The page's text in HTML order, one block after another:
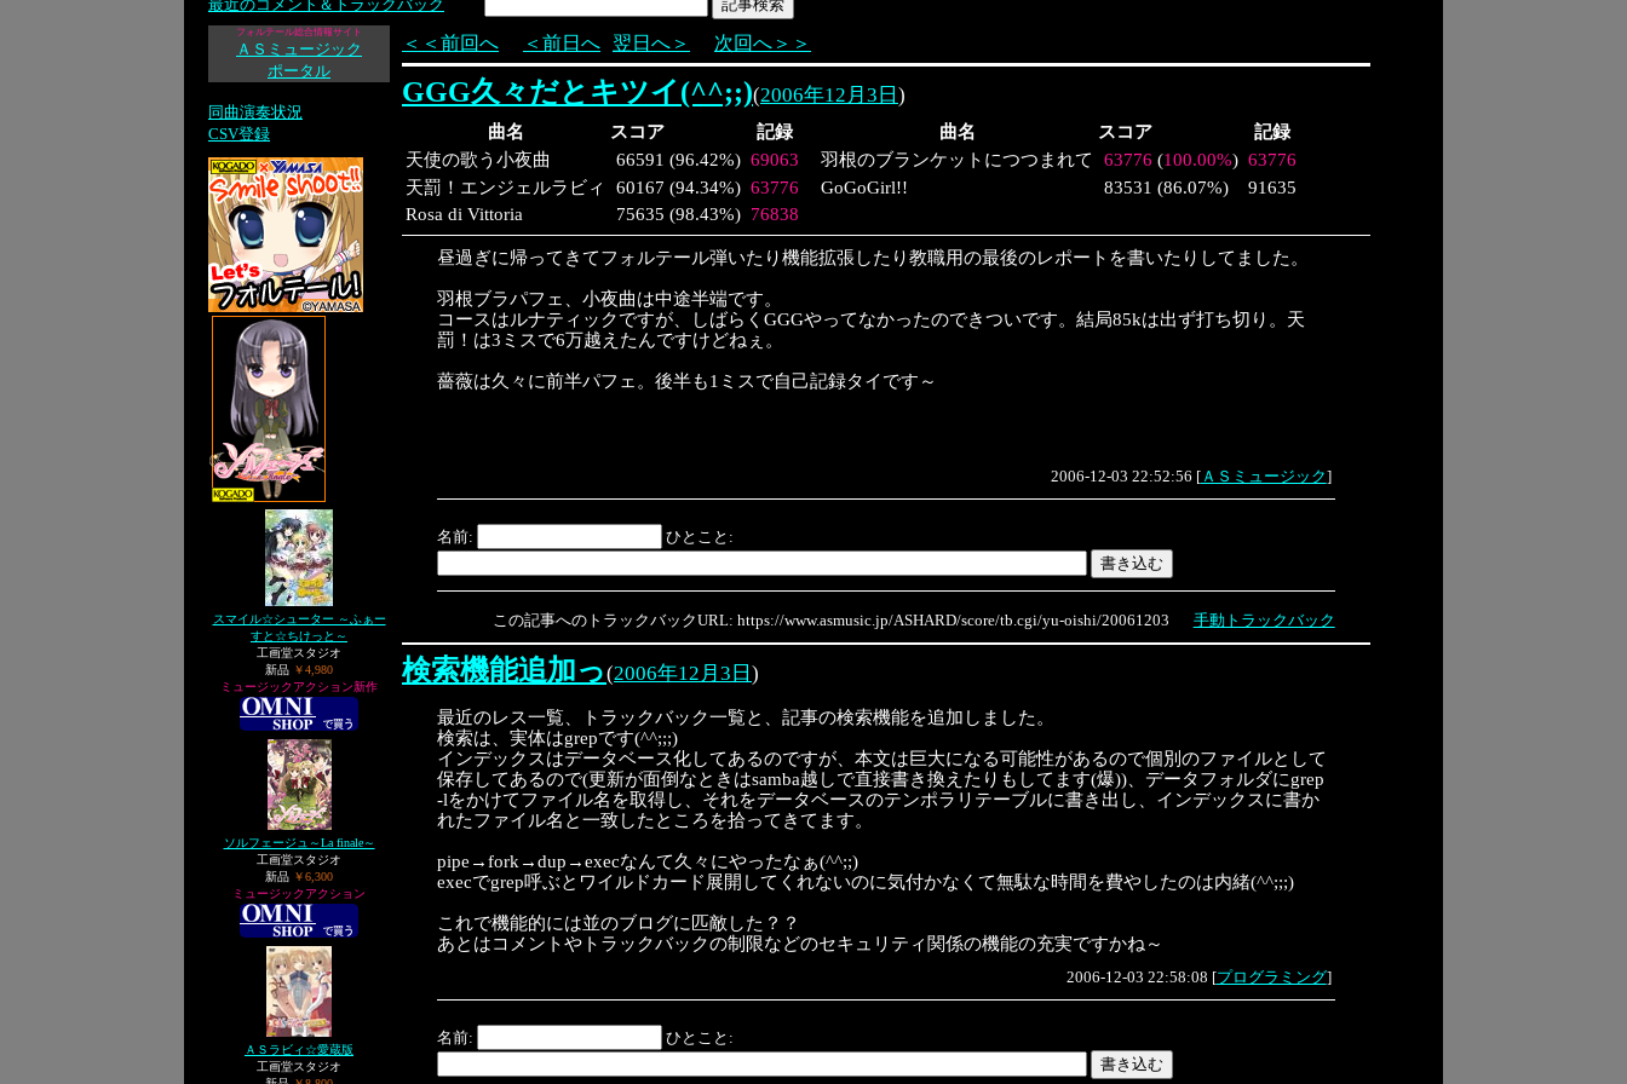
最近のコメント＆トラックバック
フォルテール総合情報サイト
ＡＳミュージック
ポータル
同曲演奏状況
CSV登録
スマイル☆シューター ～ふぁー
すと☆ちけっと～
工画堂スタジオ
新品 ￥4,980
ミュージックアクション新作
ソルフェージュ～La finale～
工画堂スタジオ
新品 ￥6,300
ミュージックアクション
ＡＳラビィ☆愛蔵版
工画堂スタジオ
＜＜前回へ ＜前日へ 翌日へ＞ 次回へ＞＞
GGG久々だとキツイ(^^;;)(2006年12月3日 )
曲名 スコア 記録 曲名 スコア
記録
天使の歌う小夜曲
66591 (96.42%) 69063 羽根のブランケットにつつまれて 63776 (100.00%) 63776
天罰！エンジェルラビィ
60167 (94.34%) 63776 GoGoGirl!! 83531 (86.07%)
91635
Rosa di Vittoria
75635 (98.43%) 76838
昼過ぎに帰ってきてフォルテール弾いたり機能拡張したり教職用の最後のレポートを書いたりしてました。
羽根ブラパフェ、小夜曲は中途半端です。
コースはルナティックですが、しばらくGGGやってなかったのできついです。結局85kは出ず打ち切り。天
罰！は3ミスで6万越えたんですけどねぇ。
薔薇は久々に前半パフェ。後半も1ミスで自己記録タイです～
2006-12-03 22:52:56 [ＡＳミュージック]
名前: ひとこと:
この記事へのトラックバックURL: https://www.asmusic.jp/ASHARD/score/tb.cgi/yu-oishi/20061203 手動トラックバック
検索機能追加っ(2006年12月3日 )
最近のレス一覧、トラックバック一覧と、記事の検索機能を追加しました。
検索は、実体はgrepです(^^;;;)
インデックスはデータベース化してあるのですが、本文は巨大になる可能性があるので個別のファイルとして
保存してあるので(更新が面倒なときはsamba越しで直接書き換えたりもしてます(爆))、データフォルダにgrep
-lをかけてファイル名を取得し、それをデータベースのテンポラリテーブルに書き出し、インデックスに書か
れたファイル名と一致したところを拾ってきてます。
pipe→fork→dup→execなんて久々にやったなぁ(^^;;)
execでgrep呼ぶとワイルドカード展開してくれないのに気付かなくて無駄な時間を費やしたのは内緒(^^;;;)
これで機能的には並のブログに匹敵した？？
あとはコメントやトラックバックの制限などのセキュリティ関係の機能の充実ですかね～
2006-12-03 22:58:08 [プログラミング]
名前: ひとこと: